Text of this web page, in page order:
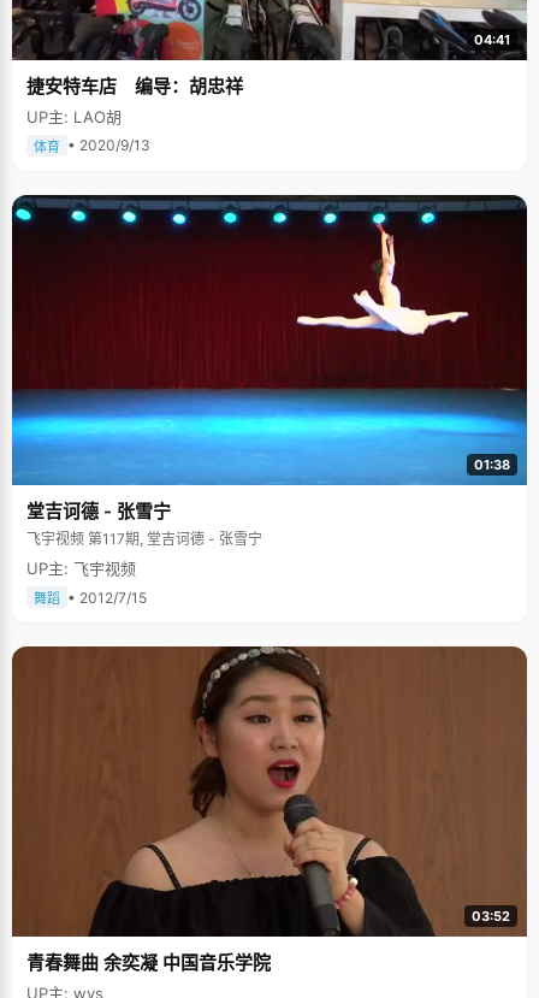
04:41
捷安特车店 编导：胡忠祥
UP主: LAO胡
体育 • 2020/9/13
01:38
堂吉诃德 - 张雪宁
飞宇视频 第117期, 堂吉诃德 - 张雪宁
UP主: 飞宇视频
舞蹈 • 2012/7/15
03:52
青春舞曲 余奕凝 中国音乐学院
UP主: wys